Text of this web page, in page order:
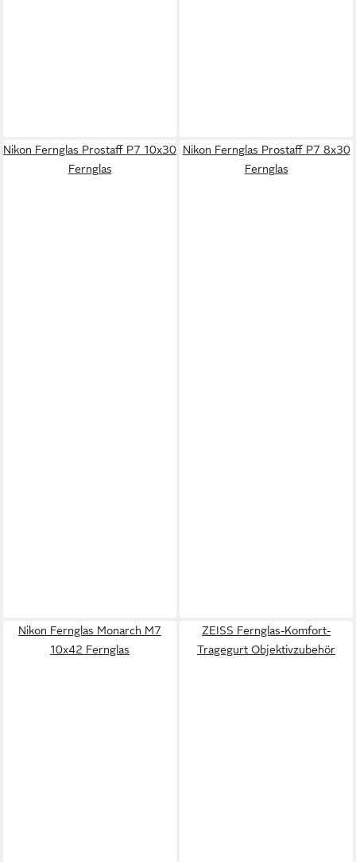
Nikon Fernglas Prostaff P7 10x30
Fernglas
Nikon Fernglas Prostaff P7 8x30
Fernglas
Nikon Fernglas Monarch M7
10x42 Fernglas
ZEISS Fernglas-Komfort-
Tragegurt Objektivzubehör